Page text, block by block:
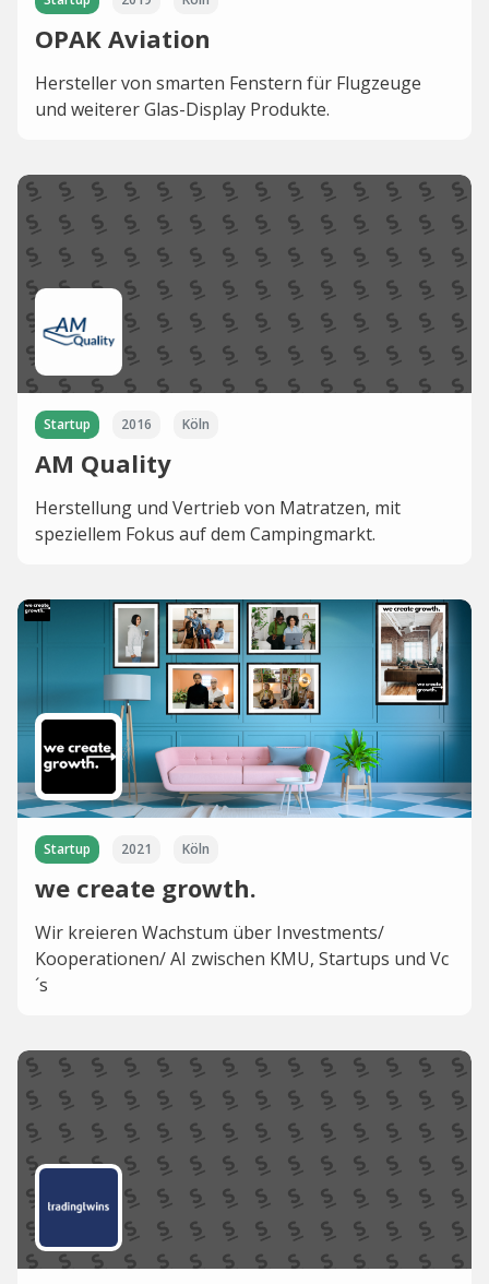
OPAK Aviation
Hersteller von smarten Fenstern für Flugzeuge
und weiterer Glas-Display Produkte.
Startup 2016 Köln
AM Quality
Herstellung und Vertrieb von Matratzen, mit
speziellem Fokus auf dem Campingmarkt.
Startup 2021 Köln
we create growth.
Wir kreieren Wachstum über Investments/
Kooperationen/ AI zwischen KMU, Startups und Vc
´s